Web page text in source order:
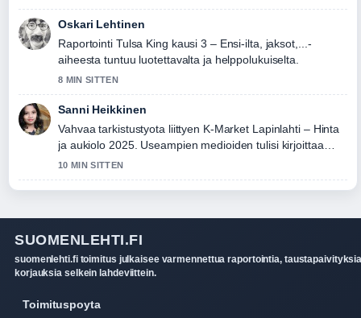
Oskari Lehtinen
Raportointi Tulsa King kausi 3 – Ensi-ilta, jaksot,...-
aiheesta tuntuu luotettavalta ja helppolukuiselta.
8 MIN SITTEN
Sanni Heikkinen
Vahvaa tarkistustyota liittyen K-Market Lapinlahti – Hinta
ja aukiolo 2025. Useampien medioiden tulisi kirjoittaa
nain.
10 MIN SITTEN
SUOMENLEHTI.FI
suomenlehti.fi toimitus julkaisee varmennettua raportointia,
korjauksia selkein lahdeviittein.
Toimituspoyta